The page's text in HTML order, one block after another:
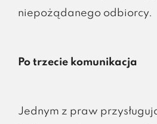
niepożądanego odbiorcy.
Po trzecie komunikacja
Jednym z praw